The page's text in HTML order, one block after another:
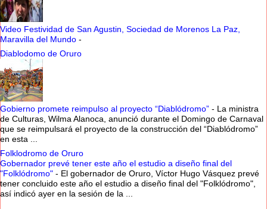
Video Festividad de San Agustin, Sociedad de Morenos La Paz,
Maravilla del Mundo -
Diablodomo de Oruro
Gobierno promete reimpulso al proyecto “Diablódromo” - La ministra
de Culturas, Wilma Alanoca, anunció durante el Domingo de Carnaval
que se reimpulsará el proyecto de la construcción del “Diablódromo”
en esta ...
Folklodromo de Oruro
Gobernador prevé tener este año el estudio a diseño final del
"Folklódromo" - El gobernador de Oruro, Víctor Hugo Vásquez prevé
tener concluido este año el estudio a diseño final del "Folklódromo",
así indicó ayer en la sesión de la ...